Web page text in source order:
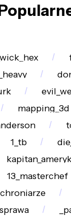
mapping_3d
1_tb
13_masterchef
sprawa